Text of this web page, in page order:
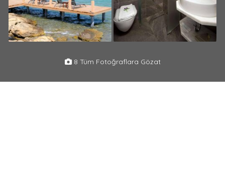
8 Tüm Fotoğraflara Gözat